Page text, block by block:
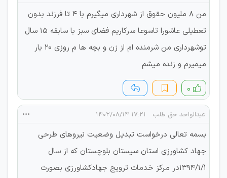
من ۸ ملیون حقوق از شهرداری میگیرم با ۴ تا فرزند بدون
تعطیلی عاشورا تاسوعا سرکاریم فضای سبز با سابقه ۱۵ سال
توشهرداری من شرمنده ام از زن و بچه ها م روزی ۲۰ بار
میمیرم و زنده میشم
۰
عبدالواحد حق طلب ۱۷:۲۱ ۱۴۰۲/۰۸/۱۴
بسمه تعالی درخواست تبدیل وضعیت نیروهای طرحی
جهاد کشاورزی استان سیستان بلوچستان که از سال
1394/1/1در مرکز خدمات ترویج جهادکشاورزی بصورت